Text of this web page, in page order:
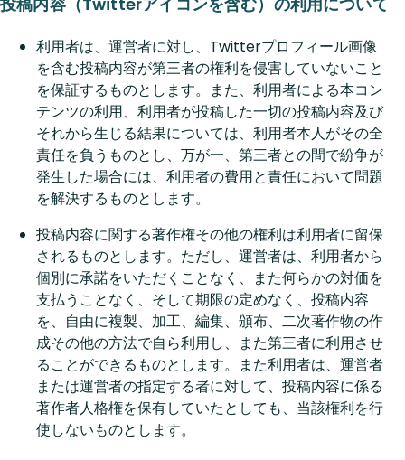
利用者は、運営者に対し、Twitterプロフィール画像
を含む投稿内容が第三者の権利を侵害していないこと
を保証するものとします。また、利用者による本コン
テンツの利用、利用者が投稿した一切の投稿内容及び
それから生じる結果については、利用者本人がその全
責任を負うものとし、万が一、第三者との間で紛争が
発生した場合には、利用者の費用と責任において問題
を解決するものとします。
投稿内容に関する著作権その他の権利は利用者に留保
されるものとします。ただし、運営者は、利用者から
個別に承諾をいただくことなく、また何らかの対価を
支払うことなく、そして期限の定めなく、投稿内容
を、自由に複製、加工、編集、頒布、二次著作物の作
成その他の方法で自ら利用し、また第三者に利用させ
ることができるものとします。また利用者は、運営者
または運営者の指定する者に対して、投稿内容に係る
著作者人格権を保有していたとしても、当該権利を行
使しないものとします。